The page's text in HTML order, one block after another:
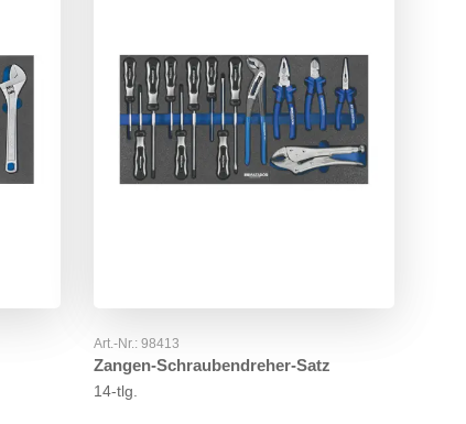
Art.-Nr.: 98413
Zangen-Schraubendreher-Satz
14-tlg.